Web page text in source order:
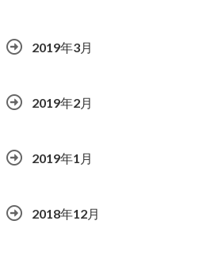
2019年3月
2019年2月
2019年1月
2018年12月